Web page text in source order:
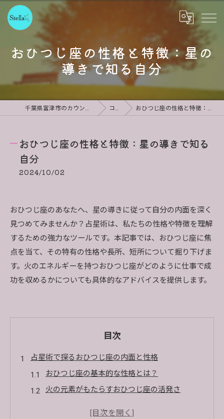
おひつじ座の性格と特徴：星の
導きで知る自分
千葉県富津市のカウンセリングならStella コラム おひつじ座の性格と特徴：星の導きで知る自分
おひつじ座の性格と特徴：星の導きで知る
自分
2024/10/02
おひつじ座のあなたへ、星の導きに従って自分の内面を深く
見つめてみませんか？占星術は、私たちの性格や特徴を理解
するための強力なツールです。本記事では、おひつじ座に焦
点を当て、その特有の性格や長所、短所について掘り下げま
す。火のエネルギーを持つおひつじ座がどのように仕事で成
功を収めるかについても具体的なアドバイスを提供します。
目次
占星術で探るおひつじ座の内面と性格
おひつじ座の基本的な性格とは？
火の元素がもたらすおひつじ座の活発さ